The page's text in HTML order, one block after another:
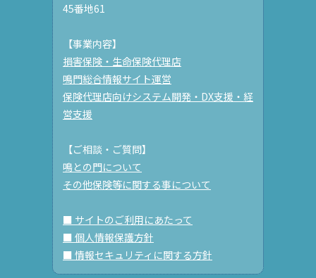
45番地61
【事業内容】
損害保険・生命保険代理店
鳴門総合情報サイト運営
保険代理店向けシステム開発・DX支援・経
営支援
【ご相談・ご質問】
鳴との門について
その他保険等に関する事について
■ サイトのご利用にあたって
■ 個人情報保護方針
■ 情報セキュリティに関する方針